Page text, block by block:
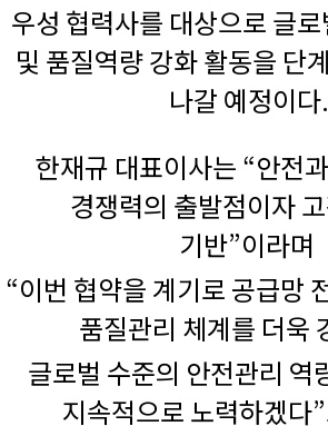
우성 협력사를 대상으로 글
및 품질역량 강화 활동을 단
나갈 예정이다.
한재규 대표이사는 “안전
경쟁력의 출발점이자
기반”이라며
“이번 협약을 계기로 공급망
품질관리 체계를 더욱
글로벌 수준의 안전관리 역
지속적으로 노력하겠다